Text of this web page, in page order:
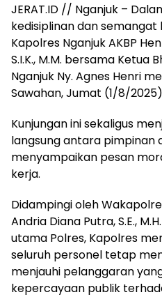
JERAT.ID // Nganjuk –
kedisiplinan dan
Kapolres Nganjuk AKBP
S.I.K., M.M. bersama Ketua
Nganjuk Ny. Agnes Henri
Sawahan, Jumat (1/8/
Kunjungan ini sekaligus
langsung antara pimpinan
menyampaikan pesan
kerja.
Didampingi oleh
Andria Diana Putra, S.E.,
utama Polres, Kapolres
seluruh personel tetap
menjauhi pelanggaran
kepercayaan publik